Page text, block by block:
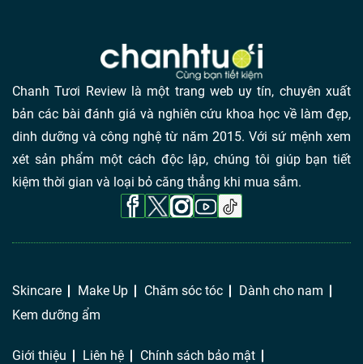
Chanh Tươi Review là một trang web uy tín, chuyên xuất
bản các bài đánh giá và nghiên cứu khoa học về làm đẹp,
dinh dưỡng và công nghệ từ năm 2015. Với sứ mệnh xem
xét sản phẩm một cách độc lập, chúng tôi giúp bạn tiết
kiệm thời gian và loại bỏ căng thẳng khi mua sắm.
Skincare Make Up Chăm sóc tóc
Dành cho nam
Kem dưỡng ẩm
Giới thiệu Liên hệ
Chính sách bảo mật